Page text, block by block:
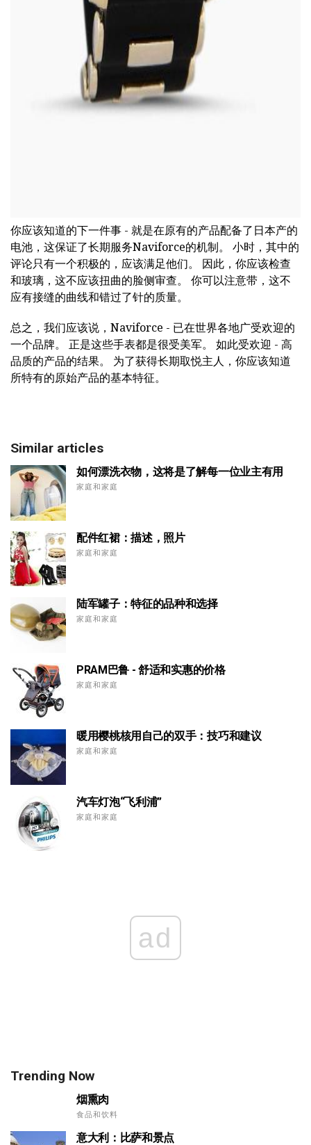
你应该知道的下一件事 - 就是在原有的产品配备了日本产的
电池，这保证了长期服务Naviforce的机制。 小时，其中的
评论只有一个积极的，应该满足他们。 因此，你应该检查
和玻璃，这不应该扭曲的脸侧审查。 你可以注意带，这不
应有接缝的曲线和错过了针的质量。
总之，我们应该说，Naviforce - 已在世界各地广受欢迎的
一个品牌。 正是这些手表都是很受美军。 如此受欢迎 - 高
品质的产品的结果。 为了获得长期取悦主人，你应该知道
所特有的原始产品的基本特征。
Similar articles
如何漂洗衣物，这将是了解每一位业主有用
家庭和家庭
配件红裙：描述，照片
家庭和家庭
陆军罐子：特征的品种和选择
家庭和家庭
PRAM巴鲁 - 舒适和实惠的价格
家庭和家庭
暖用樱桃核用自己的双手：技巧和建议
家庭和家庭
汽车灯泡“飞利浦”
家庭和家庭
ad
Trending Now
烟熏肉
食品和饮料
意大利：比萨和景点